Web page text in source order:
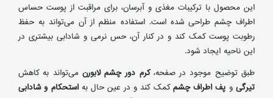
این محصول با ترکیبات مغذی و آبرسان، برای مراقبت از پوست حساس
اطراف چشم طراحی شده است. استفاده منظم از آن می‌تواند به حفظ
رطوبت پوست کمک کند و در کنار آن، حس نرمی و شادابی بیشتری در
این ناحیه ایجاد شود.
طبق توضیح موجود در صفحه،کرم دور چشم لابورن می‌تواند به کاهش
تیرگیو پف اطراف چشمکمک کند و در عین حال بهاستحکام و شادابی